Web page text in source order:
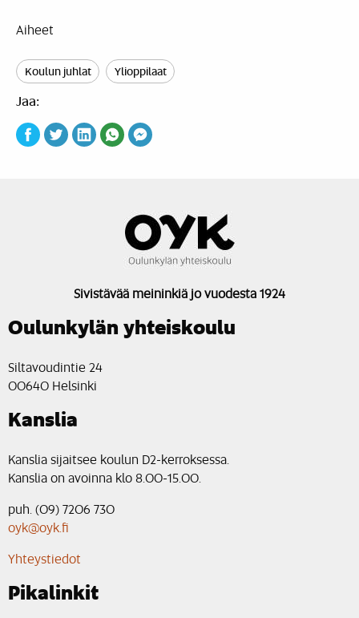
Aiheet
Koulun juhlat Ylioppilaat
Jaa:
Sivistävää meininkiä jo vuodesta 1924
Oulunkylän yhteiskoulu
Siltavoudintie 24
00640 Helsinki
Kanslia
Kanslia sijaitsee koulun D2-kerroksessa.
Kanslia on avoinna klo 8.00-15.00.
puh. (09) 7206 730
oyk@oyk.fi
Yhteystiedot
Pikalinkit